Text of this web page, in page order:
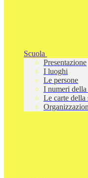
Scuola
Presentazione
I luoghi
Le persone
I numeri della
Le carte della